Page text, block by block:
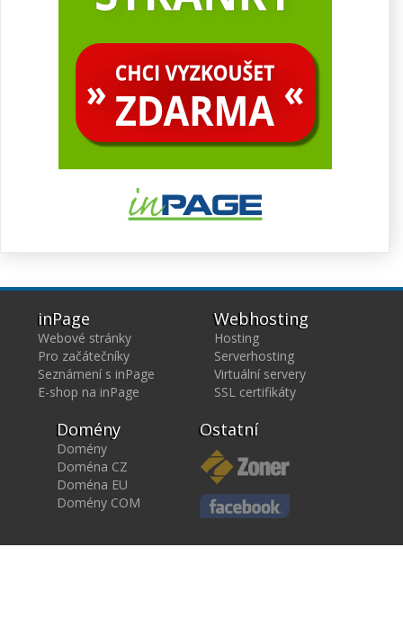
inPage
Webové stránky
Pro začátečníky
Seznámení s inPage
E-shop na inPage
Webhosting
Hosting
Serverhosting
Virtuální servery
SSL certifikáty
Domény
Domény
Doména CZ
Doména EU
Domény COM
Ostatní